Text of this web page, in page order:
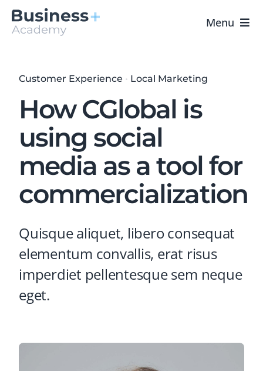
Saltar
contenido
Menu
B+ Academy
Contacto
Customer Experience • Local Marketing
How CGlobal is
using social
media as a tool for
commercialization
Quisque aliquet, libero consequat
elementum convallis, erat risus
imperdiet pellentesque sem neque
eget.